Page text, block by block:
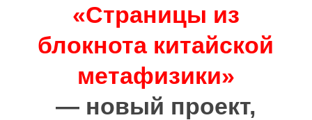
«Страницы из
блокнота китайской
метафизики»
— новый проект,